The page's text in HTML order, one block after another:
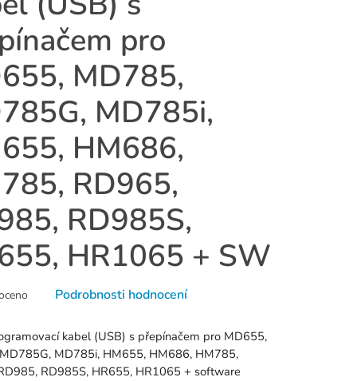
pro
MD785,
MD785i,
HM686,
RD965,
RD985S,
HR1065 + SW
Podrobnosti hodnocení
kabel (USB) s přepínačem pro MD655,
MD785i, HM655, HM686, HM785,
RD985S, HR655, HR1065 + software